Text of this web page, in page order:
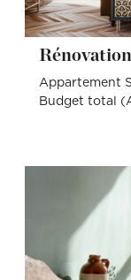
Rénovation
Appartement
Budget total